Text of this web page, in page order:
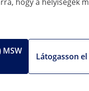
Látogasson